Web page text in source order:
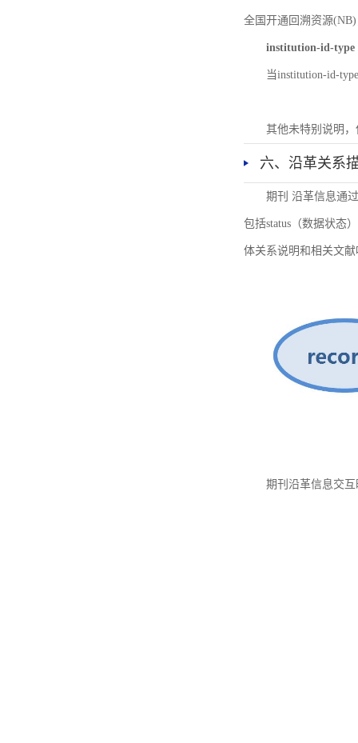
全国开通回溯资源(NB)
institution-id-type
当institution-id-
其他未特别说明
六、沿革关系
期刊 沿革信息通
包括status（数据状态
体关系说明和相关文
期刊沿革信息交